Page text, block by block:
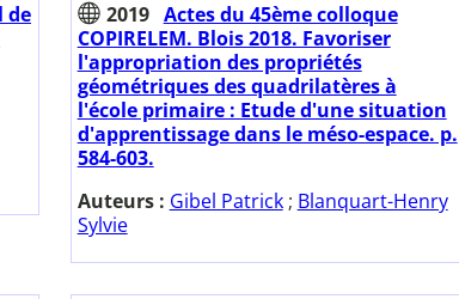
de
2019 Actes du 45ème colloque
COPIRELEM. Blois 2018. Favoriser
l'appropriation des propriétés
géométriques des quadrilatères à
l'école primaire : Etude d'une situation
d'apprentissage dans le méso-espace. p.
584-603.
Auteurs : Gibel Patrick; Blanquart-Henry
Sylvie